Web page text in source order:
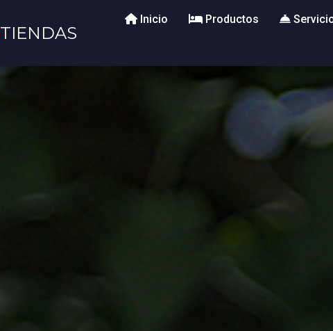
TIENDAS
Inicio Productos